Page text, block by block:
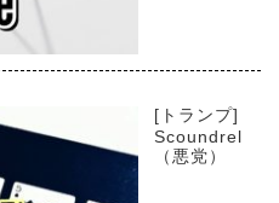
[トランプ]
Scoundrel
（悪党）